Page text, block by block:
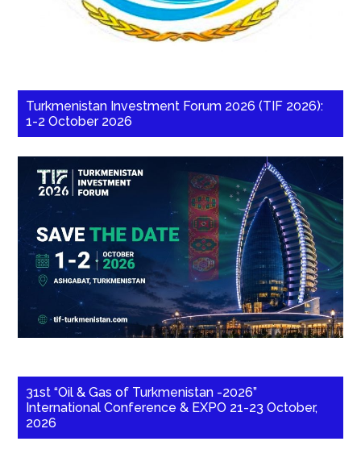
Turkmenistan Investment Forum 2026 (TIF 2026):
1-2 October 2026
31st “Oil & Gas of Turkmenistan -2026”
International Conference & EXPO 21-23 October,
2026